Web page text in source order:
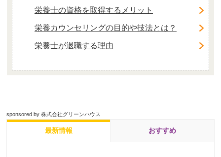
栄養士の資格を取得するメリット
栄養カウンセリングの目的や技法とは？
栄養士が退職する理由
sponsored by 株式会社グリーンハウス
最新情報 おすすめ